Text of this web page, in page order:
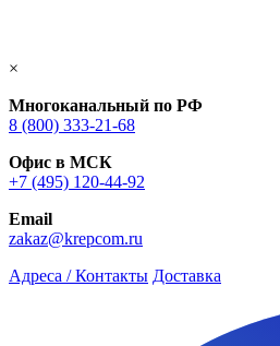
×
Многоканальный по РФ
8 (800) 333‑21-68
Офис в МСК
+7 (495) 120-44-92
Email
zakaz@krepcom.ru
Адреса / Контакты Доставка